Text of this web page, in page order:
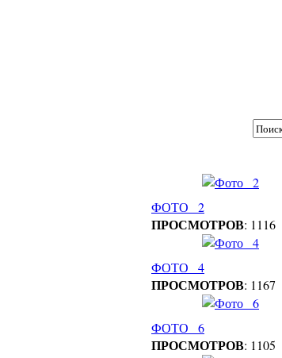
ФОТО_ 2
ПРОСМОТРОВ: 1116
ФОТО_ 4
ПРОСМОТРОВ: 1167
ФОТО_ 6
ПРОСМОТРОВ: 1105